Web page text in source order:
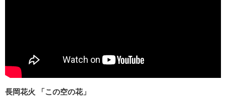
長岡花火 「この空の花」